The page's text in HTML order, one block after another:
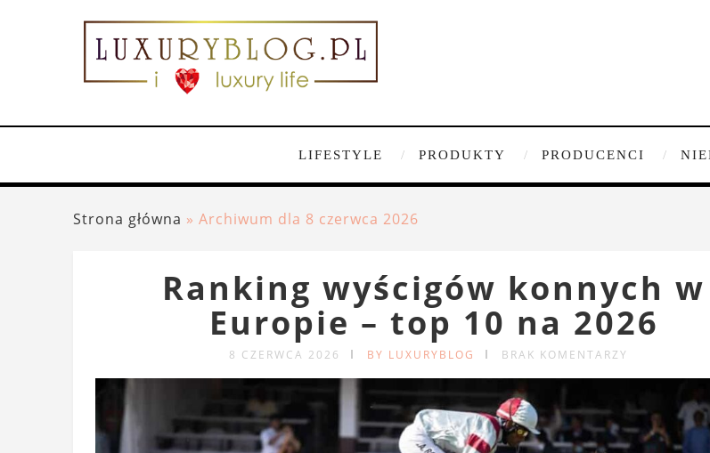
LIFESTYLE PRODUKTY PRODUCENCI
Strona główna » Archiwum dla 8 czerwca 2026
Ranking wyścigów konnych w
Europie – top 10 na 2026
8 CZERWCA 2026 BY LUXURYBLOG BRAK KOMENTARZY